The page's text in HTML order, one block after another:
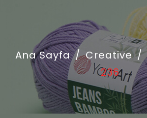
Ana Sayfa / Creative /
236